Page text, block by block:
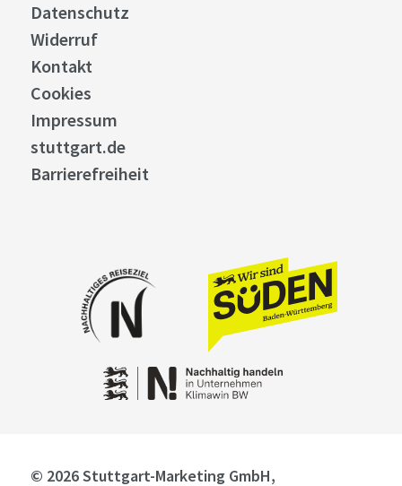
Datenschutz
Widerruf
Kontakt
Cookies
Impressum
stuttgart.de
Barrierefreiheit
© 2026 Stuttgart-Marketing GmbH,